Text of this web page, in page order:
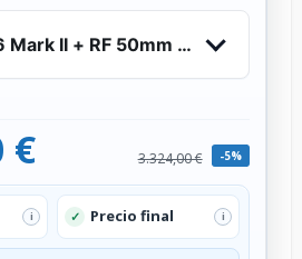
Mark II + RF 50mm f/1.2 L USM
€ 3.324,00 € -5%
i ✓ Precio final i